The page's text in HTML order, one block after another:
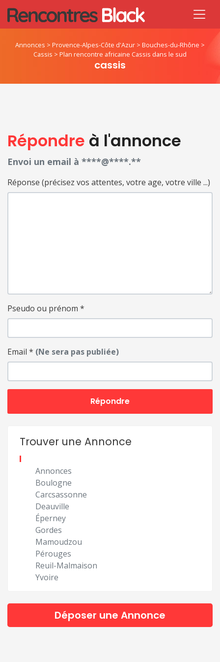
Annonces > Provence-Alpes-Côte d'Azur > Bouches-du-Rhône >
Cassis > Plan rencontre africaine Cassis dans le sud
cassis
Répondre à l'annonce
Envoi un email à ****@****.**
Réponse (précisez vos attentes, votre age, votre ville ...)
Pseudo ou prénom *
Email * (Ne sera pas publiée)
Répondre
Trouver une Annonce
Annonces
Boulogne
Carcsassonne
Deauville
Éperney
Gordes
Mamoudzou
Pérouges
Reuil-Malmaison
Yvoire
Déposer une Annonce